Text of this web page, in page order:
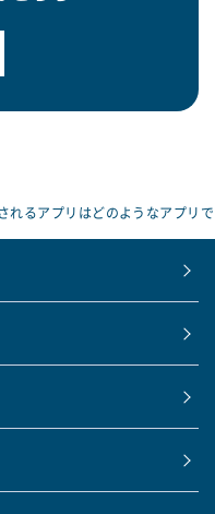
れるアプリはどのようなアプリ